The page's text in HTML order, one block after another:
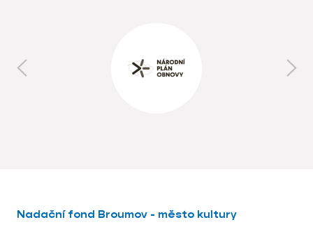
Nadační fond Broumov - město kultury